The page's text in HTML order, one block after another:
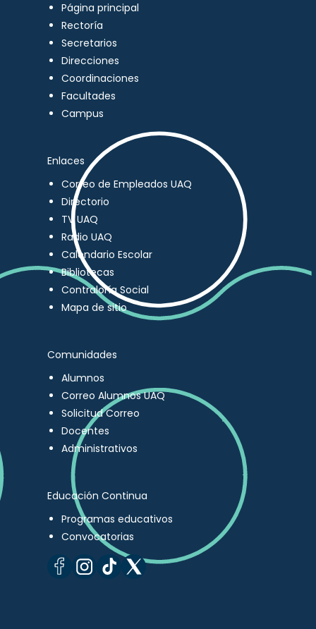
Página principal
Rectoría
Secretarios
Direcciones
Coordinaciones
Facultades
Campus
Enlaces
Correo de Empleados UAQ
Directorio
TV UAQ
Radio UAQ
Calendario Escolar
Bibliotecas
Contraloría Social
Mapa de sitio
Comunidades
Alumnos
Correo Alumnos UAQ
Solicitud Correo
Docentes
Administrativos
Educación Continua
Programas educativos
Convocatorias